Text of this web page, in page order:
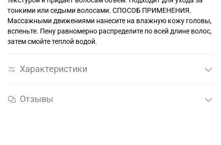
тонкими или седыми волосами. СПОСОБ ПРИМЕНЕНИЯ.
Массажными движениями нанесите на влажную кожу головы,
вспеньте. Пену равномерно распределите по всей длине волос,
затем смойте теплой водой.
Характеристики
Отзывы